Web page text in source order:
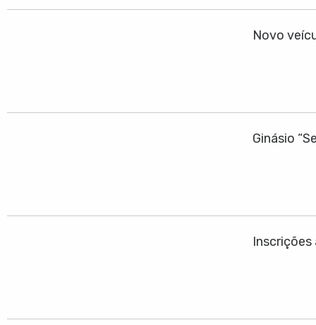
Novo
Ginásio